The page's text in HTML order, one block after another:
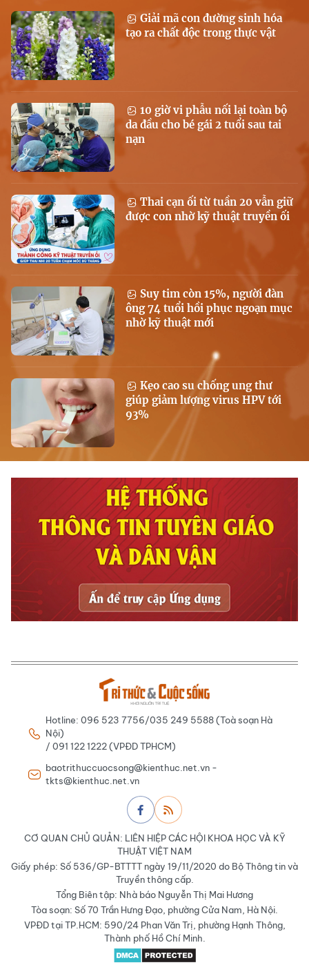
Giải mã con đường sinh hóa
tạo ra chất độc trong thực vật
10 giờ vi phẫu nối lại toàn bộ
da đầu cho bé gái 2 tuổi sau tai
nạn
Thai cạn ối từ tuần 20 vẫn giữ
được con nhờ kỹ thuật truyền ối
Suy tim còn 15%, người đàn
ông 74 tuổi hồi phục ngoạn mục
nhờ kỹ thuật mới
Kẹo cao su chống ung thư
giúp giảm lượng virus HPV tới
93%
Hotline: 096 523 7756/035 249 5588 (Toà soạn Hà
Nội)
/ 091 122 1222 (VPĐD TPHCM)
baotrithuccuocsong@kienthuc.net.vn -
tkts@kienthuc.net.vn
CƠ QUAN CHỦ QUẢN: LIÊN HIỆP CÁC HỘI KHOA HỌC VÀ KỸ
THUẬT VIỆT NAM
Giấy phép: Số 536/GP-BTTTT ngày 19/11/2020 do Bộ Thông tin và
Truyền thông cấp.
Tổng Biên tập: Nhà báo Nguyễn Thị Mai Hương
Tòa soạn: Số 70 Trần Hưng Đạo, phường Cửa Nam, Hà Nội.
VPĐD tại TP.HCM: 590/24 Phan Văn Trị, phường Hạnh Thông,
Thành phố Hồ Chí Minh.